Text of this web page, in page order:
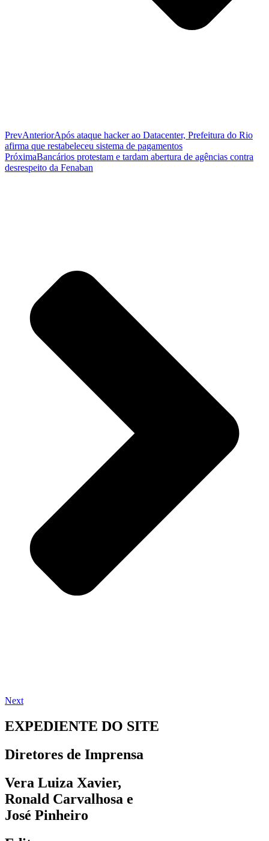
PrevAnteriorApós ataque hacker ao Datacenter, Prefeitura do Rio
afirma que restabeleceu sistema de pagamentos
PróximaBancários protestam e tardam abertura de agências contra
desrespeito da Fenaban
Next
EXPEDIENTE DO SITE
Diretores de Imprensa
Vera Luiza Xavier,
Ronald Carvalhosa e
José Pinheiro